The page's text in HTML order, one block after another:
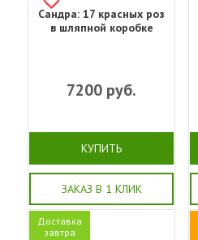
Сандра: 17 красных роз
в шляпной коробке
7200 руб.
КУПИТЬ
ЗАКАЗ В 1 КЛИК
Доставка
завтра